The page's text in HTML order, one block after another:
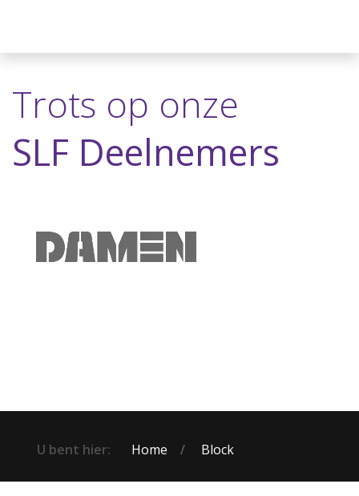
Trots op onze
SLF Deelnemers
U bent hier: Home Block